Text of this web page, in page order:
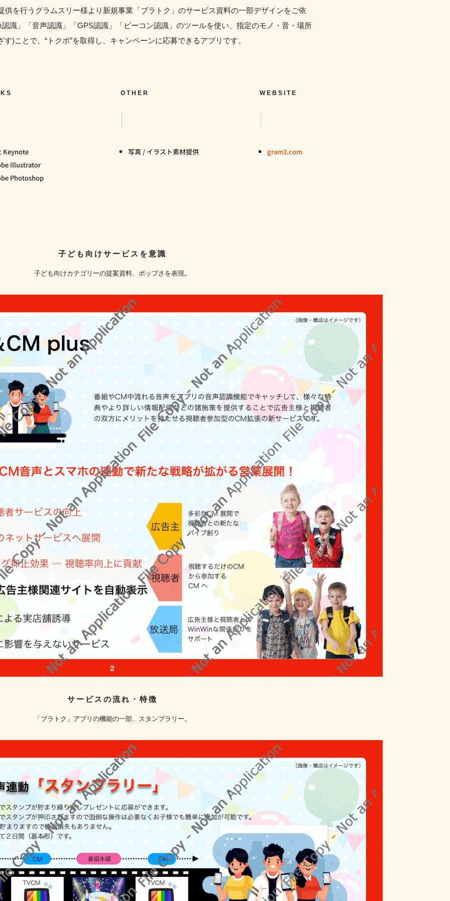
供を行うグラムスリー様より新規事業「ブラトク」のサービス資料の一部デザインをご依
識」「音声認識」「GPS認識」「ビーコン認識」のツールを使い、指定のモノ・音・場所
)ことで、“トクポ”を取得し、キャンペーンに応募できるアプリです。
Keynote
Illustrator
Photoshop
OTHER
写真 / イラスト素材提供
WEBSITE
gram3.com
子ども向けサービスを意識
子ども向けカテゴリーの提案資料、ポップさを表現。
サービスの流れ・特徴
「ブラトク」アプリの機能の一部、スタンプラリー。